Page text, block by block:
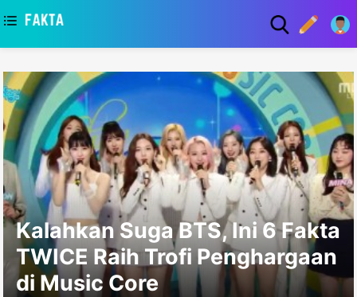
Kalahkan Suga BTS, Ini 6 Fakta
TWICE Raih Trofi Penghargaan
di Music Core